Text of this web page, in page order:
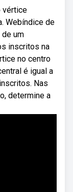
vértice
Webíndice de
um
inscritos na
no centro
é igual a
Nas
determine a